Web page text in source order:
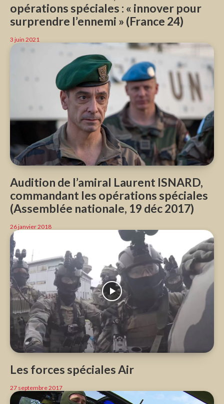
opérations spéciales : « innover pour
surprendre l’ennemi » (France 24)
3 juin 2021
Audition de l’amiral Laurent ISNARD,
commandant les opérations spéciales
(Assemblée nationale, 19 déc 2017)
26 janvier 2018
Les forces spéciales Air
27 septembre 2017